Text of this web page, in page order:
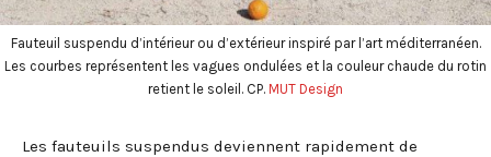
Fauteuil suspendu d’intérieur ou d’extérieur inspiré par l’art méditerranéen.
Les courbes représentent les vagues ondulées et la couleur chaude du rotin
retient le soleil. CP. MUT Design
Les fauteuils suspendus deviennent rapidement de